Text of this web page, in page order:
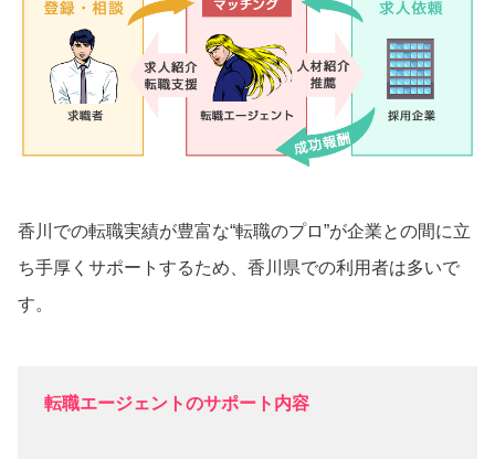
香川での転職実績が豊富な“転職のプロ”が企業との間に立
ち手厚くサポートするため、香川県での利用者は多いで
す。
転職エージェントのサポート内容